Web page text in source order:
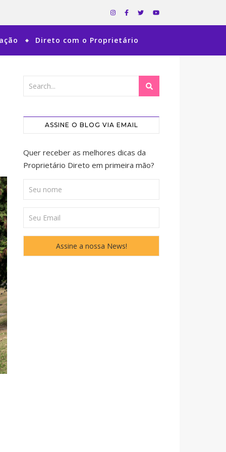
Direto com o Proprietário
ASSINE O BLOG VIA EMAIL
Quer receber as melhores dicas da
Proprietário Direto em primeira mão?